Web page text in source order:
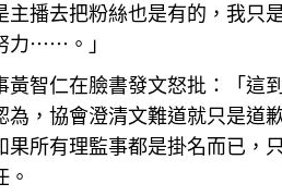
主播去把粉絲也是有的，我只
力⋯⋯。」
黃智仁在臉書發文怒批：「這
為，協會澄清文難道就只是道
果所有理監事都是掛名而已，